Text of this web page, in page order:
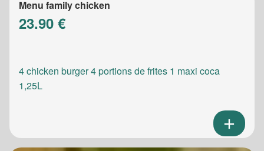
Menu family chicken
23.90 €
4 chicken burger 4 portions de frites 1 maxi coca
1,25L